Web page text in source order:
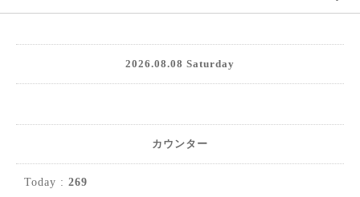
2026.08.08 Saturday
カウンター
Today : 269